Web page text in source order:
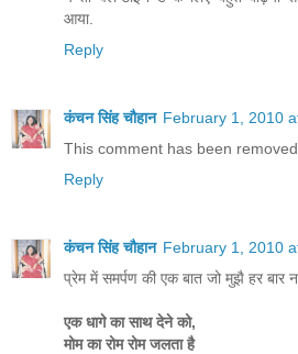
आया.
Reply
कंचन सिंह चौहान February 1, 2010
This comment has been
Reply
कंचन सिंह चौहान February 1, 2010
प्रेम में समर्पण की एक बात जो मुझै हर बार
एक धागे का साथ देने को,
मोम का रोम रोम जलता है